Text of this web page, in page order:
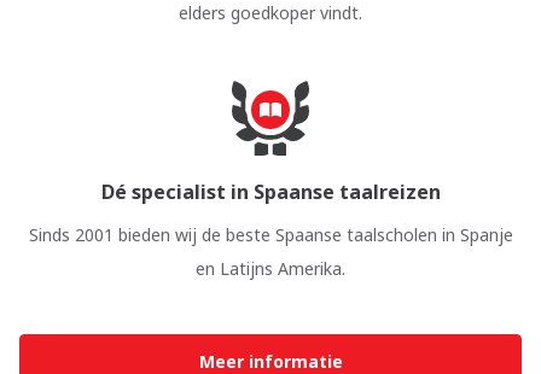
elders goedkoper vindt.
Dé specialist in Spaanse taalreizen
Sinds 2001 bieden wij de beste Spaanse taalscholen in Spanje
en Latijns Amerika.
Meer informatie